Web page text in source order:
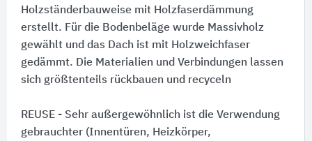
Holzständerbauweise mit Holzfaserdämmung
erstellt. Für die Bodenbeläge wurde Massivholz
gewählt und das Dach ist mit Holzweichfaser
gedämmt. Die Materialien und Verbindungen lassen
sich größtenteils rückbauen und recyceln
REUSE - Sehr außergewöhnlich ist die Verwendung
gebrauchter (Innentüren, Heizkörper,